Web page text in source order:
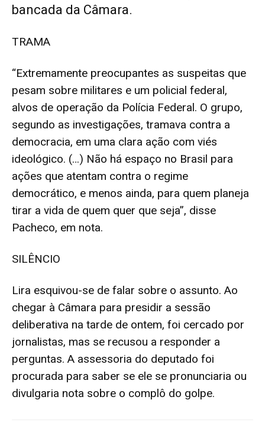
bancada da Câmara.
TRAMA
“Extremamente preocupantes as suspeitas que
pesam sobre militares e um policial federal,
alvos de operação da Polícia Federal. O grupo,
segundo as investigações, tramava contra a
democracia, em uma clara ação com viés
ideológico. (…) Não há espaço no Brasil para
ações que atentam contra o regime
democrático, e menos ainda, para quem planeja
tirar a vida de quem quer que seja”, disse
Pacheco, em nota.
SILÊNCIO
Lira esquivou-se de falar sobre o assunto. Ao
chegar à Câmara para presidir a sessão
deliberativa na tarde de ontem, foi cercado por
jornalistas, mas se recusou a responder a
perguntas. A assessoria do deputado foi
procurada para saber se ele se pronunciaria ou
divulgaria nota sobre o complô do golpe.